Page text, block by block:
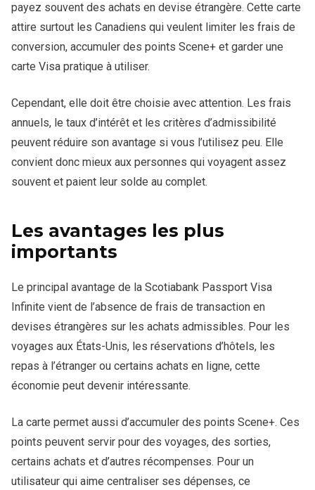
payez souvent des achats en devise étrangère. Cette carte
attire surtout les Canadiens qui veulent limiter les frais de
conversion, accumuler des points Scene+ et garder une
carte Visa pratique à utiliser.
Cependant, elle doit être choisie avec attention. Les frais
annuels, le taux d’intérêt et les critères d’admissibilité
peuvent réduire son avantage si vous l’utilisez peu. Elle
convient donc mieux aux personnes qui voyagent assez
souvent et paient leur solde au complet.
Les avantages les plus
importants
Le principal avantage de la Scotiabank Passport Visa
Infinite vient de l’absence de frais de transaction en
devises étrangères sur les achats admissibles. Pour les
voyages aux États-Unis, les réservations d’hôtels, les
repas à l’étranger ou certains achats en ligne, cette
économie peut devenir intéressante.
La carte permet aussi d’accumuler des points Scene+. Ces
points peuvent servir pour des voyages, des sorties,
certains achats et d’autres récompenses. Pour un
utilisateur qui aime centraliser ses dépenses, ce